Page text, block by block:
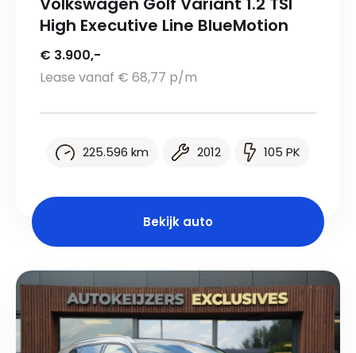
High Executive Line BlueMotion
€ 3.900,-
Lease vanaf € 68,77 p/m
225.596 km 2012 105 PK
Bekijk auto